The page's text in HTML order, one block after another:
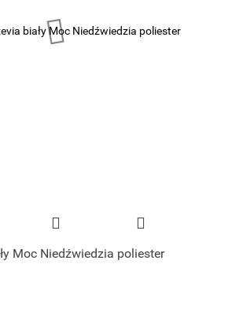
Moc Niedźwiedzia poliester